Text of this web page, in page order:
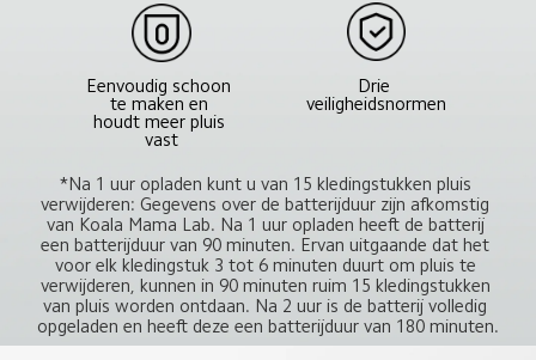
Drie
veiligheidsnormen
Eenvoudig schoon
te maken en
houdt meer pluis
vast
*Na 1 uur opladen kunt u van 15 kledingstukken pluis
verwijderen: Gegevens over de batterijduur zijn afkomstig
van Koala Mama Lab. Na 1 uur opladen heeft de batterij
een batterijduur van 90 minuten. Ervan uitgaande dat het
voor elk kledingstuk 3 tot 6 minuten duurt om pluis te
verwijderen, kunnen in 90 minuten ruim 15 kledingstukken
van pluis worden ontdaan. Na 2 uur is de batterij volledig
opgeladen en heeft deze een batterijduur van 180 minuten.